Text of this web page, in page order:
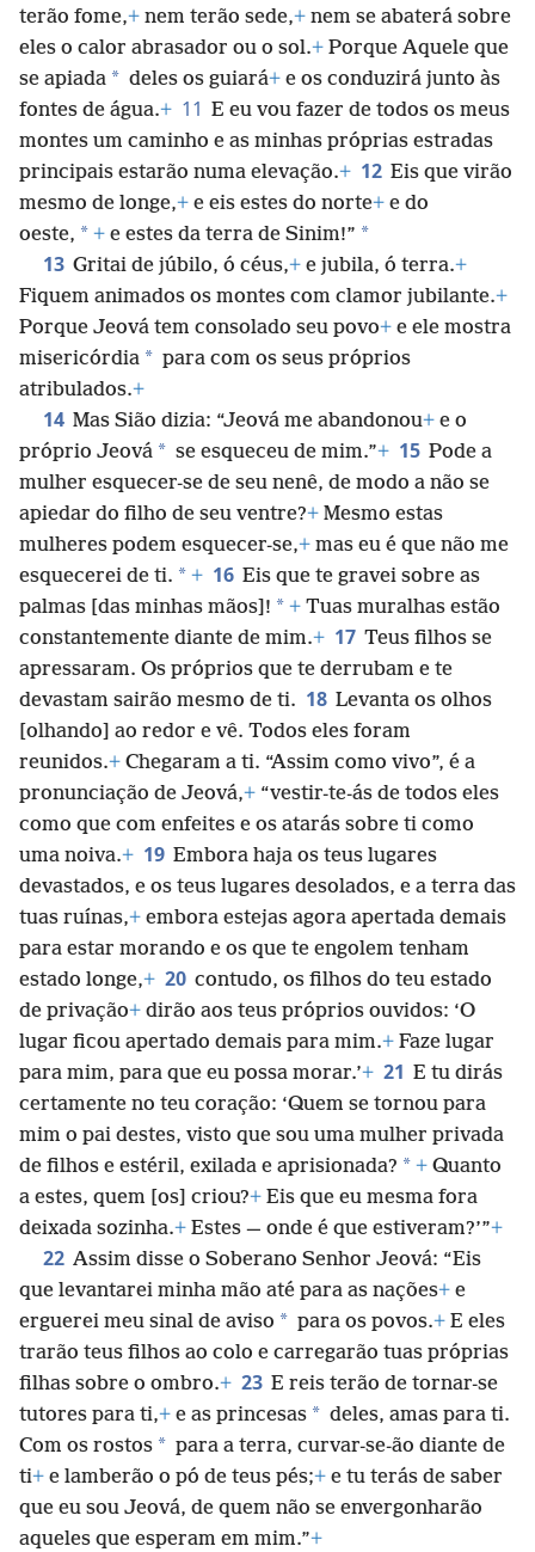
terão fome,+ nem terão sede,+ nem se abaterá sobre
eles o calor abrasador ou o sol.+ Porque Aquele que
se apiada * deles os guiará+ e os conduzirá junto às
fontes de água.+ 11 E eu vou fazer de todos os meus
montes um caminho e as minhas próprias estradas
principais estarão numa elevação.+ 12 Eis que virão
mesmo de longe,+ e eis estes do norte+ e do
oeste, * + e estes da terra de Sinim!” *
13 Gritai de júbilo, ó céus,+ e jubila, ó terra.+
Fiquem animados os montes com clamor jubilante.+
Porque Jeová tem consolado seu povo+ e ele mostra
misericórdia * para com os seus próprios
atribulados.+
14 Mas Sião dizia: “Jeová me abandonou+ e o
próprio Jeová * se esqueceu de mim.”+ 15 Pode a
mulher esquecer-se de seu nenê, de modo a não se
apiedar do filho de seu ventre?+ Mesmo estas
mulheres podem esquecer-se,+ mas eu é que não me
esquecerei de ti. * + 16 Eis que te gravei sobre as
palmas [das minhas mãos]! * + Tuas muralhas estão
constantemente diante de mim.+ 17 Teus filhos se
apressaram. Os próprios que te derrubam e te
devastam sairão mesmo de ti. 18 Levanta os olhos
[olhando] ao redor e vê. Todos eles foram
reunidos.+ Chegaram a ti. “Assim como vivo”, é a
pronunciação de Jeová,+ “vestir-te-ás de todos eles
como que com enfeites e os atarás sobre ti como
uma noiva.+ 19 Embora haja os teus lugares
devastados, e os teus lugares desolados, e a terra das
tuas ruínas,+ embora estejas agora apertada demais
para estar morando e os que te engolem tenham
estado longe,+ 20 contudo, os filhos do teu estado
de privação+ dirão aos teus próprios ouvidos: ‘O
lugar ficou apertado demais para mim.+ Faze lugar
para mim, para que eu possa morar.’+ 21 E tu dirás
certamente no teu coração: ‘Quem se tornou para
mim o pai destes, visto que sou uma mulher privada
de filhos e estéril, exilada e aprisionada? * + Quanto
a estes, quem [os] criou?+ Eis que eu mesma fora
deixada sozinha.+ Estes — onde é que estiveram?’”+
22 Assim disse o Soberano Senhor Jeová: “Eis
que levantarei minha mão até para as nações+ e
erguerei meu sinal de aviso * para os povos.+ E eles
trarão teus filhos ao colo e carregarão tuas próprias
filhas sobre o ombro.+ 23 E reis terão de tornar-se
tutores para ti,+ e as princesas * deles, amas para ti.
Com os rostos * para a terra, curvar-se-ão diante de
ti+ e lamberão o pó de teus pés;+ e tu terás de saber
que eu sou Jeová, de quem não se envergonharão
aqueles que esperam em mim.”+